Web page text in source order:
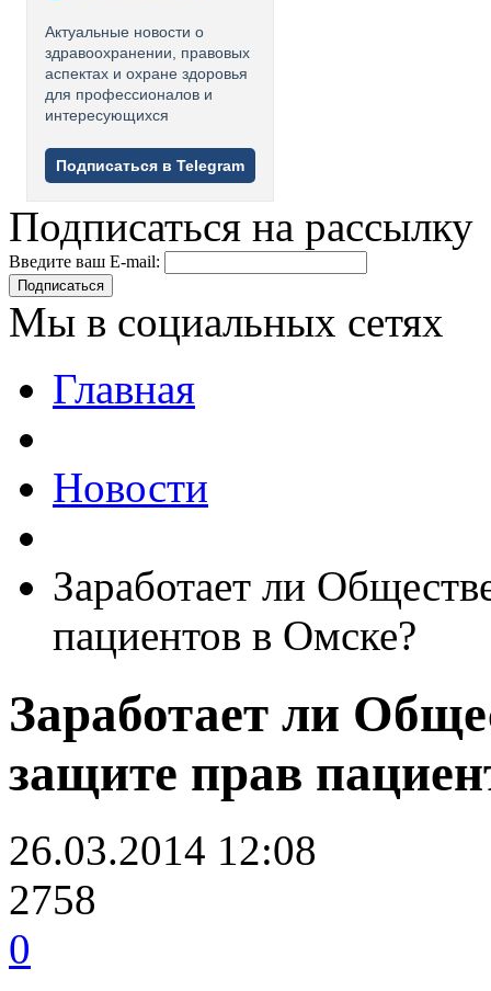
Актуальные новости о
здравоохранении, правовых
аспектах и охране здоровья
для профессионалов и
интересующихся
Подписаться в Telegram
Подписаться на рассылку
Введите ваш E-mail:
Подписаться
Мы в социальных сетях
Главная
Новости
Заработает ли
пациентов в Омске?
Заработает ли
защите прав
26.03.2014 12:08
2758
0